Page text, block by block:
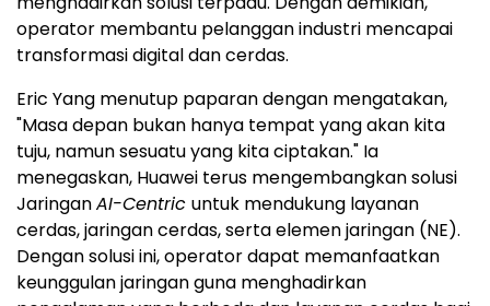
operator membantu pelanggan industri mencapai
transformasi digital dan cerdas.
Eric Yang menutup paparan dengan mengatakan,
"Masa depan bukan hanya tempat yang akan kita
tuju, namun sesuatu yang kita ciptakan." Ia
menegaskan, Huawei terus mengembangkan solusi
JaringanAI-Centric untuk mendukung layanan
cerdas, jaringan cerdas, serta elemen jaringan (NE).
Dengan solusi ini, operator dapat memanfaatkan
keunggulan jaringan guna menghadirkan